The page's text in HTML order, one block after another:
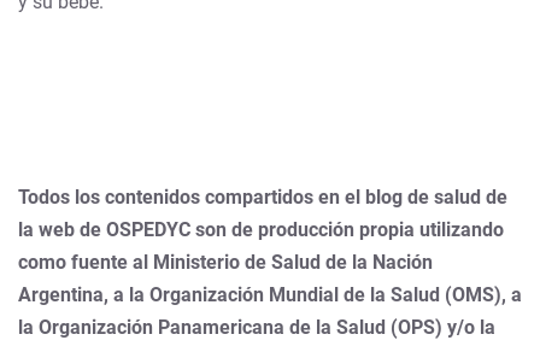
Todos los contenidos compartidos en el blog de salud de
la web de OSPEDYC son de producción propia utilizando
como fuente al Ministerio de Salud de la Nación
Argentina, a la Organización Mundial de la Salud (OMS), a
la Organización Panamericana de la Salud (OPS) y/o la